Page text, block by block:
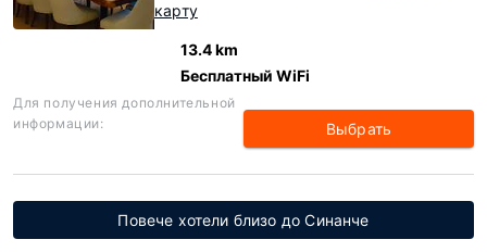
карту
13.4 km
Бесплатный WiFi
Для получения дополнительной
информации:
Выбрать
Повече хотели близо до Синанче